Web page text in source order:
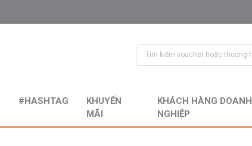
#HASHTAG
KHUYẾN
MÃI
KHÁCH HÀNG DOANH
NGHIỆP